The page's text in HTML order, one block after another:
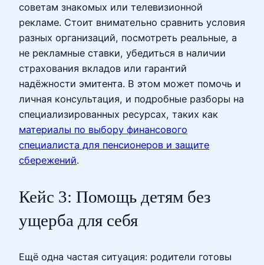
советам знакомых или телевизионной
рекламе. Стоит внимательно сравнить условия
разных организаций, посмотреть реальные, а
не рекламные ставки, убедиться в наличии
страхования вкладов или гарантий
надёжности эмитента. В этом может помочь и
личная консультация, и подробные разборы на
специализированных ресурсах, таких как
материалы по выбору финансового
специалиста для пенсионеров и защите
сбережений.
Кейс 3: Помощь детям без
ущерба для себя
Ещё одна частая ситуация: родители готовы